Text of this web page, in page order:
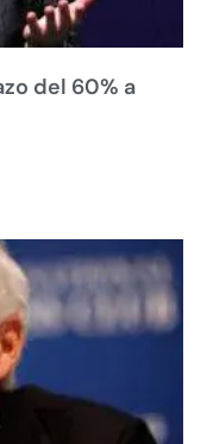
del 60% a